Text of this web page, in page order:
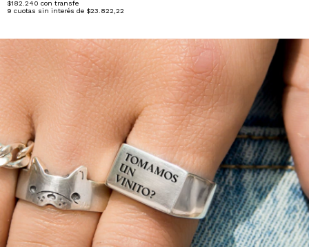
$182.240 con transfe
9 cuotas sin interés de $23.822,22